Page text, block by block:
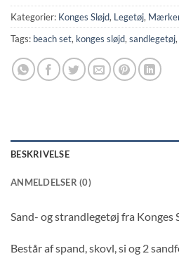
Kategorier: Konges Sløjd, Legetøj,
Tags: beach set, konges sløjd, sandlegetøj,
BESKRIVELSE
ANMELDELSER (0)
Sand- og strandlegetøj fra Konges
Består af spand, skovl, si og 2